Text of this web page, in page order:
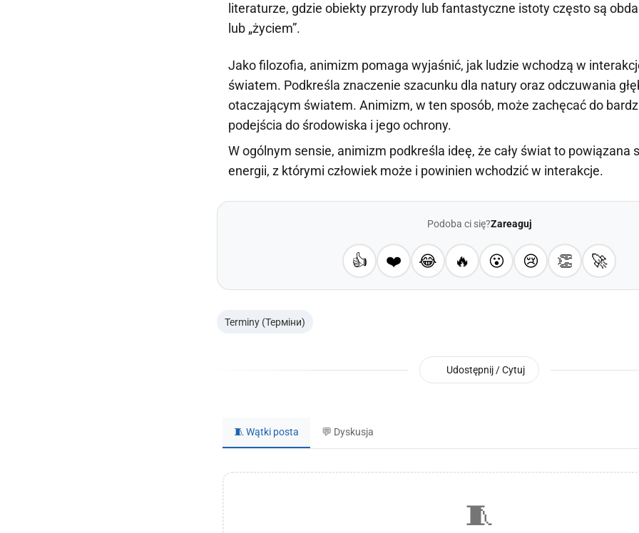
literaturze, gdzie obiekty przyrody lub fantastyczne istoty często są
lub „życiem”.
Jako filozofia, animizm pomaga wyjaśnić, jak ludzie wchodzą w
światem. Podkreśla znaczenie szacunku dla natury oraz odczuwania
otaczającym światem. Animizm, w ten sposób, może zachęcać do
podejścia do środowiska i jego ochrony.
W ogólnym sensie, animizm podkreśla ideę, że cały świat to powiązana
energii, z którymi człowiek może i powinien wchodzić w interakcje.
Podoba ci się?Zareaguj
👍 ❤️ 😂 🔥 😮 😢 👏 🚀
Terminy (Терміни)
Udostępnij / Cytuj
🧵 Wątki posta 💬 Dyskusja
🧵